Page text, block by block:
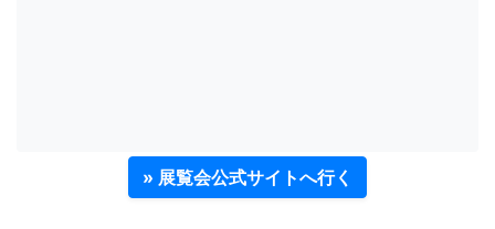
» 展覧会公式サイトへ行く